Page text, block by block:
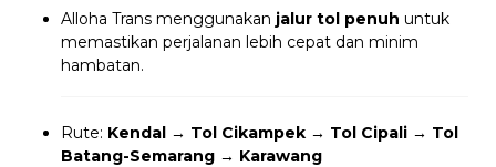
Alloha Trans menggunakan jalur tol penuh untuk
memastikan perjalanan lebih cepat dan minim
hambatan.
Rute: Kendal → Tol Cikampek → Tol Cipali → Tol
Batang-Semarang → Karawang